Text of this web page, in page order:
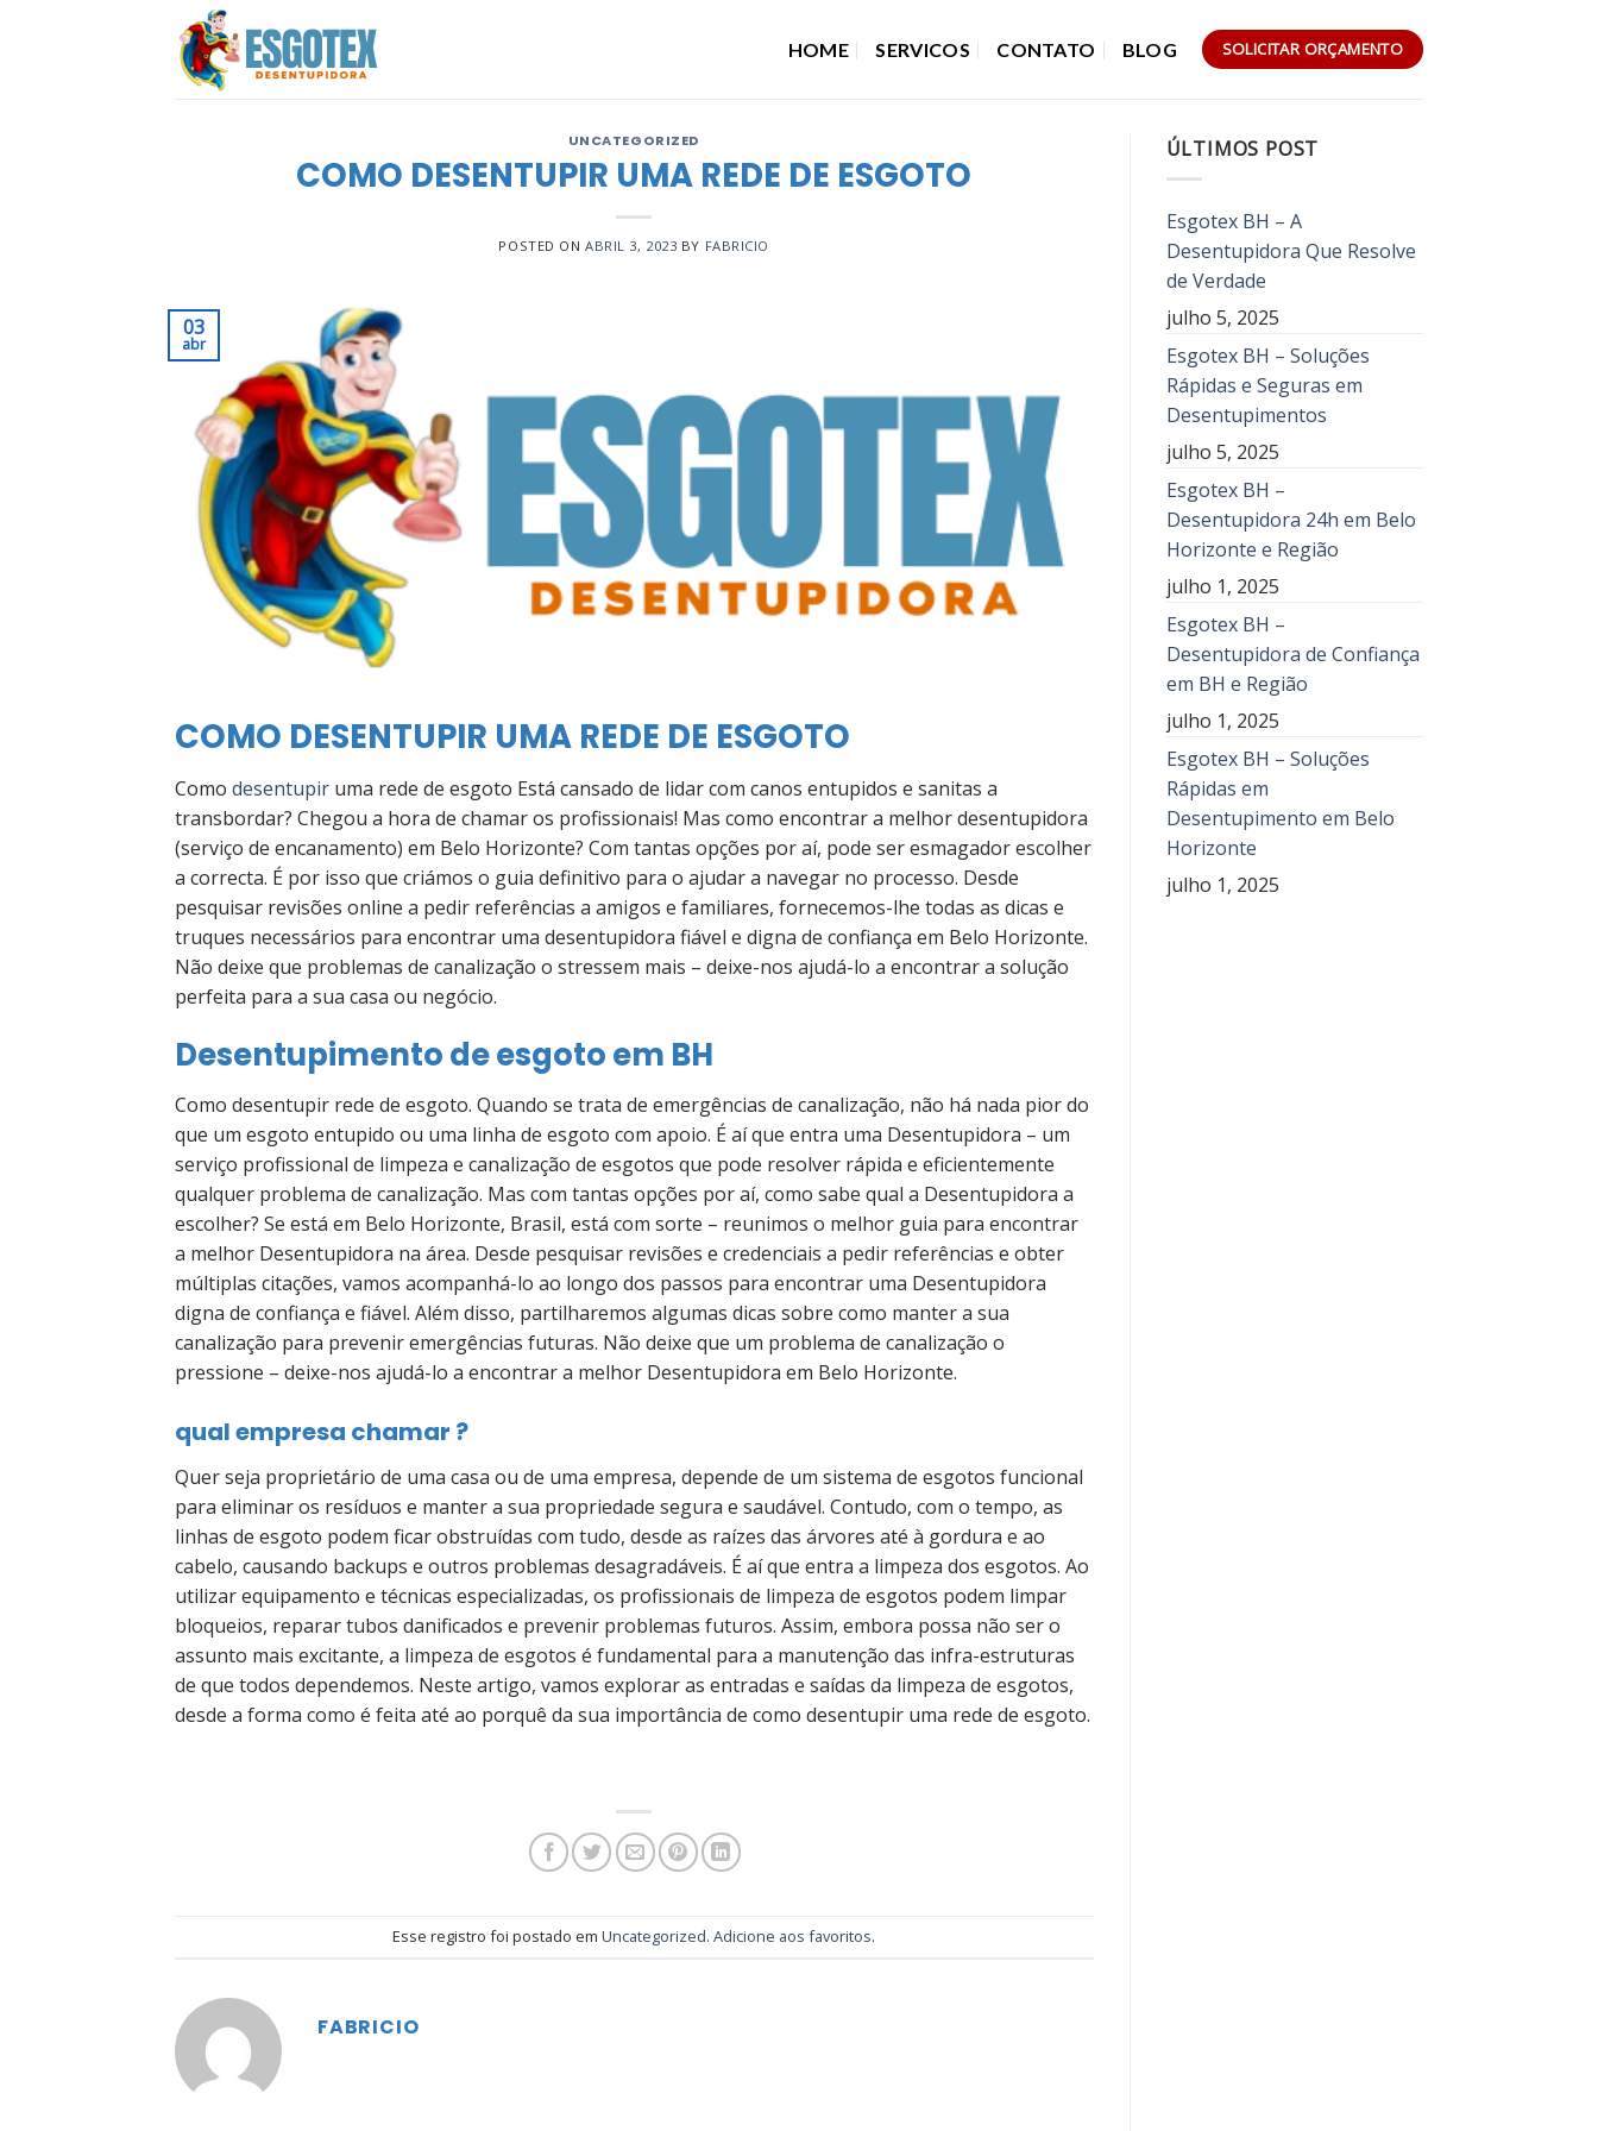
HOME SERVICOS CONTATO BLOG SOLICITAR ORÇAMENTO
UNCATEGORIZED
COMO DESENTUPIR UMA REDE DE ESGOTO
POSTED ONABRIL 3, 2023 BY FABRICIO
03
abr
COMO DESENTUPIR UMA REDE DE ESGOTO
Como desentupir uma rede de esgoto Está cansado de lidar com canos entupidos e sanitas a
transbordar? Chegou a hora de chamar os profissionais! Mas como encontrar a melhor desentupidora
(serviço de encanamento) em Belo Horizonte? Com tantas opções por aí, pode ser esmagador escolher
a correcta. É por isso que criámos o guia definitivo para o ajudar a navegar no processo. Desde
pesquisar revisões online a pedir referências a amigos e familiares, fornecemos-lhe todas as dicas e
truques necessários para encontrar uma desentupidora fiável e digna de confiança em Belo Horizonte.
Não deixe que problemas de canalização o stressem mais – deixe-nos ajudá-lo a encontrar a solução
perfeita para a sua casa ou negócio.
Desentupimento de esgoto em BH
Como desentupir rede de esgoto. Quando se trata de emergências de canalização, não há nada pior do
que um esgoto entupido ou uma linha de esgoto com apoio. É aí que entra uma Desentupidora – um
serviço profissional de limpeza e canalização de esgotos que pode resolver rápida e eficientemente
qualquer problema de canalização. Mas com tantas opções por aí, como sabe qual a Desentupidora a
escolher? Se está em Belo Horizonte, Brasil, está com sorte – reunimos o melhor guia para encontrar
a melhor Desentupidora na área. Desde pesquisar revisões e credenciais a pedir referências e obter
múltiplas citações, vamos acompanhá-lo ao longo dos passos para encontrar uma Desentupidora
digna de confiança e fiável. Além disso, partilharemos algumas dicas sobre como manter a sua
canalização para prevenir emergências futuras. Não deixe que um problema de canalização o
pressione – deixe-nos ajudá-lo a encontrar a melhor Desentupidora em Belo Horizonte.
qual empresa chamar ?
Quer seja proprietário de uma casa ou de uma empresa, depende de um sistema de esgotos funcional
para eliminar os resíduos e manter a sua propriedade segura e saudável. Contudo, com o tempo, as
linhas de esgoto podem ficar obstruídas com tudo, desde as raízes das árvores até à gordura e ao
cabelo, causando backups e outros problemas desagradáveis. É aí que entra a limpeza dos esgotos. Ao
utilizar equipamento e técnicas especializadas, os profissionais de limpeza de esgotos podem limpar
bloqueios, reparar tubos danificados e prevenir problemas futuros. Assim, embora possa não ser o
assunto mais excitante, a limpeza de esgotos é fundamental para a manutenção das infra-estruturas
de que todos dependemos. Neste artigo, vamos explorar as entradas e saídas da limpeza de esgotos,
desde a forma como é feita até ao porquê da sua importância de como desentupir uma rede de esgoto.
Esse registro foi postado emUncategorized.Adicione aos favoritos.
FABRICIO
ÚLTIMOS POST
Esgotex BH – A
Desentupidora Que Resolve
de Verdade
julho 5, 2025
Esgotex BH – Soluções
Rápidas e Seguras em
Desentupimentos
julho 5, 2025
Esgotex BH –
Desentupidora 24h em Belo
Horizonte e Região
julho 1, 2025
Esgotex BH –
Desentupidora de Confiança
em BH e Região
julho 1, 2025
Esgotex BH – Soluções
Rápidas em
Desentupimento em Belo
Horizonte
julho 1, 2025